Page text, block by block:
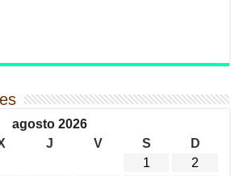
agosto 2026
J V S
D
1
2